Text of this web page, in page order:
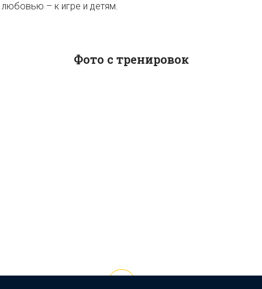
– к игре и детям.
Фото с тренировок